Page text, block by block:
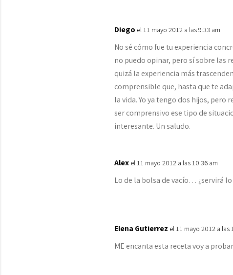
Diego el 11 mayo 2012 a las 9:33 am
No sé cómo fue tu experiencia
no puedo opinar, pero sí sobre las
quizá la experiencia más
comprensible que, hasta que te
la vida. Yo ya tengo dos hijos, pero
ser comprensivo ese tipo de
interesante. Un saludo.
Alex el 11 mayo 2012 a las 10:36 am
Lo de la bolsa de vacío… ¿servirá
Elena Gutierrez el 11 mayo 2012 a las
ME encanta esta receta voy a